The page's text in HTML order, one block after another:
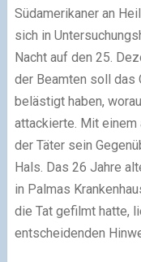
Südamerikaner an
sich in
Nacht auf den 25.
der Beamten soll das
belästigt haben,
attackierte. Mit
der Täter sein
Hals. Das 26 Jahre
in Palmas
die Tat gefilmt hatte,
entscheidenden